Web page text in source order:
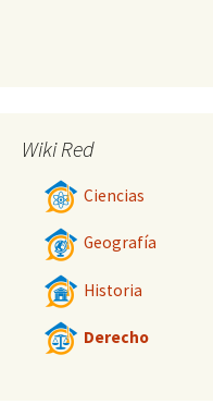
Wiki Red
Ciencias
Geografía
Historia
Derecho